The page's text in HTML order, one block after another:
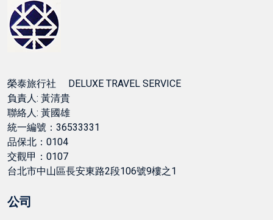
榮泰旅行社 DELUXE TRAVEL SERVICE
負責人: 黃清貴
聯絡人: 黃國雄
統一編號：36533331
品保北：0104
交觀甲：0107
台北市中山區長安東路2段106號9樓之1
公司